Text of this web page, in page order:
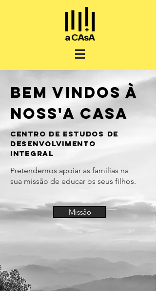
bem vindos à
noss'a Casa
Centro de estudos de
desenvolvimento
integral
Pretendemos apoiar as famílias na
sua missão de educar os seus filhos.
Missão